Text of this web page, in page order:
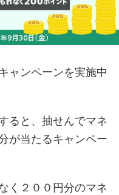
ャンペーンを実施中
ると、抽せんでマネ
が当たるキャンペー
く２００円分のマネ